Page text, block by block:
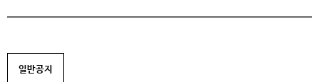
일반공지